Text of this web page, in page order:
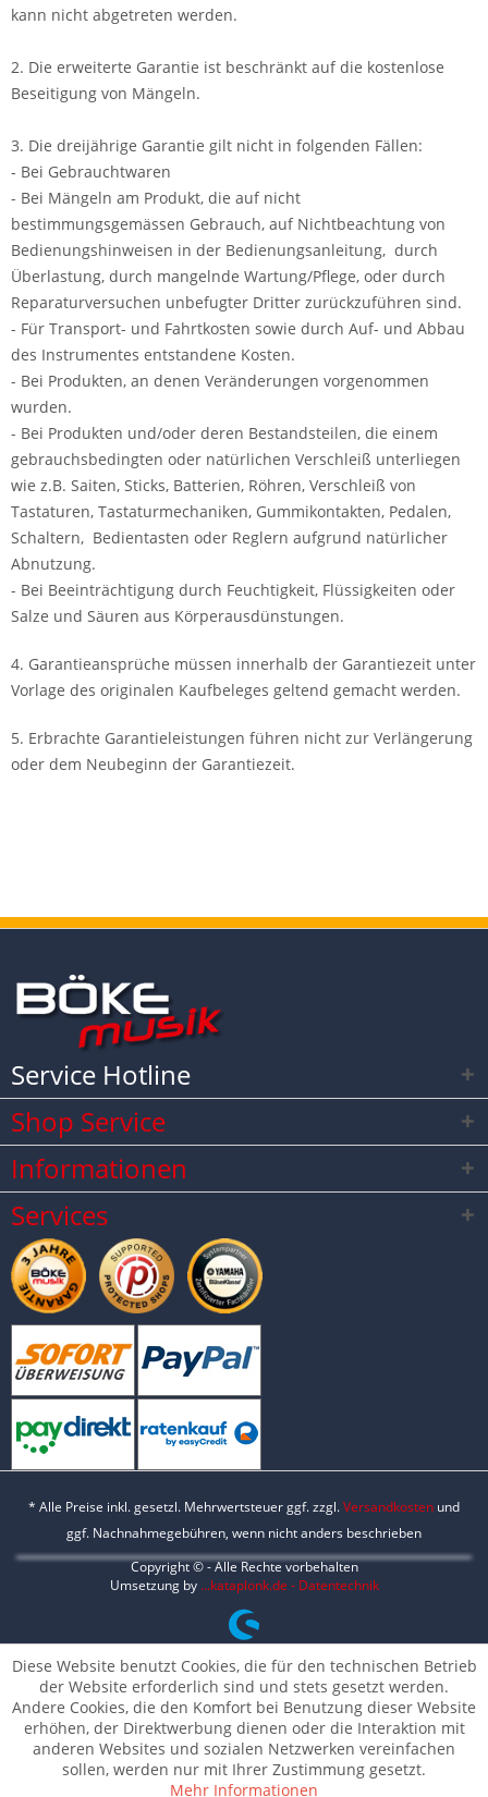
kann nicht abgetreten werden.
2. Die erweiterte Garantie ist beschränkt auf die kostenlose
Beseitigung von Mängeln.
3. Die dreijährige Garantie gilt nicht in folgenden Fällen:
- Bei Gebrauchtwaren
- Bei Mängeln am Produkt, die auf nicht
bestimmungsgemässen Gebrauch, auf Nichtbeachtung von
Bedienungshinweisen in der Bedienungsanleitung, durch
Überlastung, durch mangelnde Wartung/Pflege, oder durch
Reparaturversuchen unbefugter Dritter zurückzuführen sind.
- Für Transport- und Fahrtkosten sowie durch Auf- und Abbau
des Instrumentes entstandene Kosten.
- Bei Produkten, an denen Veränderungen vorgenommen
wurden.
- Bei Produkten und/oder deren Bestandsteilen, die einem
gebrauchsbedingten oder natürlichen Verschleiß unterliegen
wie z.B. Saiten, Sticks, Batterien, Röhren, Verschleiß von
Tastaturen, Tastaturmechaniken, Gummikontakten, Pedalen,
Schaltern, Bedientasten oder Reglern aufgrund natürlicher
Abnutzung.
- Bei Beeinträchtigung durch Feuchtigkeit, Flüssigkeiten oder
Salze und Säuren aus Körperausdünstungen.
4. Garantieansprüche müssen innerhalb der Garantiezeit unter
Vorlage des originalen Kaufbeleges geltend gemacht werden.
5. Erbrachte Garantieleistungen führen nicht zur Verlängerung
oder dem Neubeginn der Garantiezeit.
Service Hotline
Shop Service
Informationen
Services
* Alle Preise inkl. gesetzl. Mehrwertsteuer ggf. zzgl.Versandkosten und
ggf. Nachnahmegebühren, wenn nicht anders beschrieben
Copyright © - Alle Rechte vorbehalten
Umsetzung by ...kataplonk.de - Datentechnik
Diese Website benutzt Cookies, die für den technischen Betrieb
der Website erforderlich sind und stets gesetzt werden.
Andere Cookies, die den Komfort bei Benutzung dieser Website
erhöhen, der Direktwerbung dienen oder die Interaktion mit
anderen Websites und sozialen Netzwerken vereinfachen
sollen, werden nur mit Ihrer Zustimmung gesetzt.
Mehr Informationen